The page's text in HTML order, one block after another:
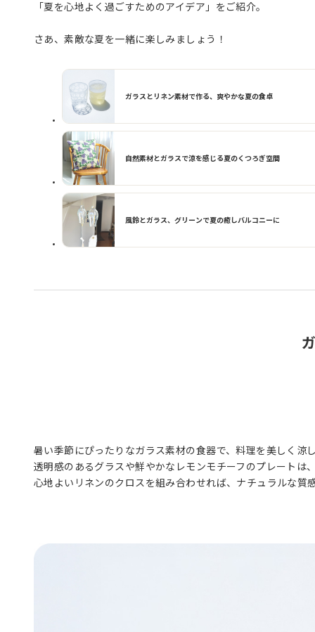
「夏を心地よく過ごすためのアイデア」をご紹介。
さあ、素敵な夏を一緒に楽しみましょう！
ガラスとリネン素材で作る、爽やかな夏の食卓
自然素材とガラスで涼を感じる夏のくつろぎ空間
風鈴とガラス、グリーンで夏の癒しバルコニーに
暑い季節にぴったりなガラス素材の食器で、料理を美しく涼
透明感のあるグラスや鮮やかなレモンモチーフのプレートは
心地よいリネンのクロスを組み合わせれば、ナチュラルな質